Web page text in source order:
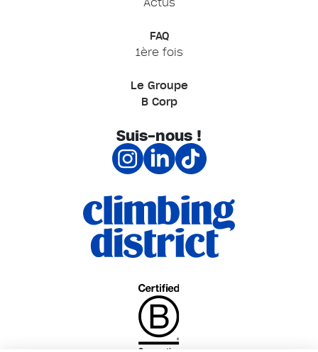
FAQ
1ère fois
Le Groupe
B Corp
Suis-nous !